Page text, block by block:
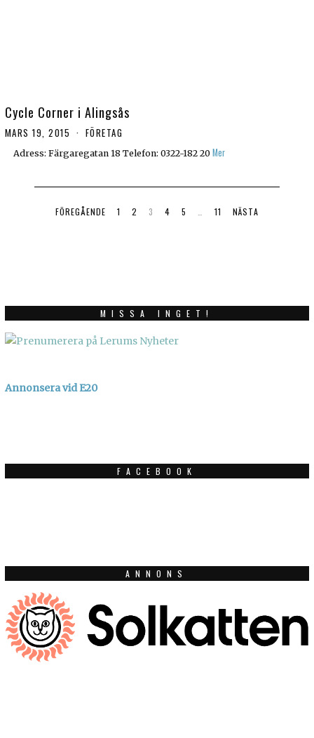
Cycle Corner i Alingsås
MARS 19, 2015 FÖRETAG
Adress: Färgaregatan 18 Telefon: 0322-182 20 Mer
FÖREGÅENDE 1 2 3 4 5 11 NÄSTA
MISSA INGET!
Annonsera vid E20
FACEBOOK
ANNONS